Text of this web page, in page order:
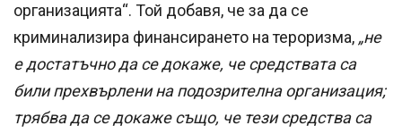
организацията“. Той добавя, че за да се
криминализира финансирането на тероризма, „не
е достатъчно да се докаже, че средствата са
били прехвърлени на подозрителна организация;
трябва да се докаже също, че тези средства са